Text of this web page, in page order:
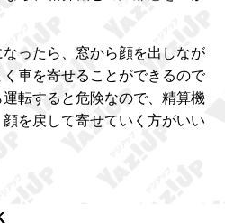
ったら、窓から顔を出しなが
車を寄せることができるので
転すると危険なので、精算機
を戻して寄せていく方がいい